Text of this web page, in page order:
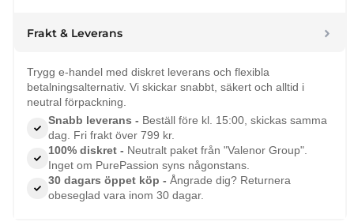
Frakt & Leverans
Trygg e-handel med diskret leverans och flexibla
betalningsalternativ. Vi skickar snabbt, säkert och alltid i
neutral förpackning.
Snabb leverans - Beställ före kl. 15:00, skickas samma
dag. Fri frakt över 799 kr.
100% diskret - Neutralt paket från "Valenor Group".
Inget om PurePassion syns någonstans.
30 dagars öppet köp - Ångrade dig? Returnera
obeseglad vara inom 30 dagar.